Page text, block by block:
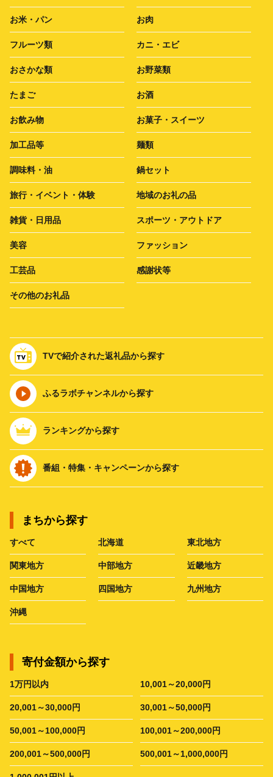
お米・パン お肉
フルーツ類 カニ・エビ
おさかな類 お野菜類
たまご お酒
お飲み物 お菓子・スイーツ
加工品等 麺類
調味料・油 鍋セット
旅行・イベント・体験 地域のお礼の品
雑貨・日用品 スポーツ・アウトドア
美容 ファッション
工芸品 感謝状等
その他のお礼品
TVで紹介された返礼品から探す
ふるラボチャンネルから探す
ランキングから探す
番組・特集・キャンペーンから探す
まちから探す
すべて 北海道 東北地方
関東地方 中部地方 近畿地方
中国地方 四国地方 九州地方
沖縄
寄付金額から探す
1万円以内 10,001～20,000円
20,001～30,000円 30,001～50,000円
50,001～100,000円 100,001～200,000円
200,001～500,000円 500,001～1,000,000円